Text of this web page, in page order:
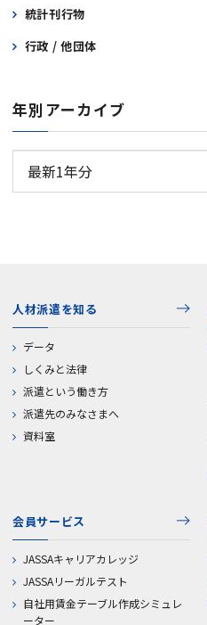
統計刊行物
行政 / 他団体
年別アーカイブ
人材派遣を知る
データ
しくみと法律
派遣という働き方
派遣先のみなさまへ
資料室
会員サービス
JASSAキャリアカレッジ
JASSAリーガルテスト
自社用賃金テーブル作成シミュレ
ーター